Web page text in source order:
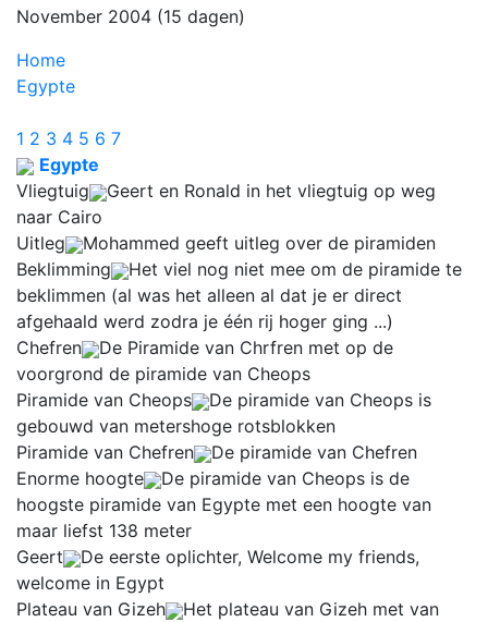
November 2004 (15 dagen)
Home
Egypte
1 2 3 4 5 6 7
Egypte
Vliegtuig
Geert en Ronald in het vliegtuig op weg
naar Cairo
Uitleg
Mohammed geeft uitleg over de piramiden
Beklimming
Het viel nog niet mee om de piramide te
beklimmen (al was het alleen al dat je er direct
afgehaald werd zodra je één rij hoger ging ...)
Chefren
De Piramide van Chrfren met op de
voorgrond de piramide van Cheops
Piramide van Cheops
De piramide van Cheops is
gebouwd van metershoge rotsblokken
Piramide van Chefren
De piramide van Chefren
Enorme hoogte
De piramide van Cheops is de
hoogste piramide van Egypte met een hoogte van
maar liefst 138 meter
Geert
De eerste oplichter, Welcome my friends,
welcome in Egypt
Plateau van Gizeh
Het plateau van Gizeh met van